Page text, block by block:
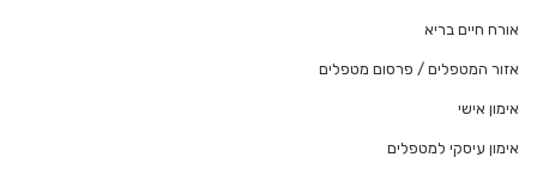
אורח חיים בריא
אזור המטפלים / פרסום מטפלים
אימון אישי
אימון עיסקי למטפלים